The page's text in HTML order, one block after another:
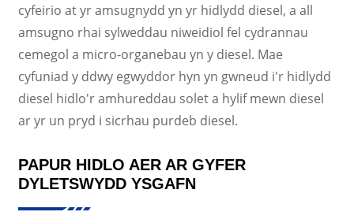
cyfeirio at yr amsugnydd yn yr hidlydd diesel, a all
amsugno rhai sylweddau niweidiol fel cydrannau
cemegol a micro-organebau yn y diesel. Mae
cyfuniad y ddwy egwyddor hyn yn gwneud i'r hidlydd
diesel hidlo'r amhureddau solet a hylif mewn diesel
ar yr un pryd i sicrhau purdeb diesel.
PAPUR HIDLO AER AR GYFER
DYLETSWYDD YSGAFN